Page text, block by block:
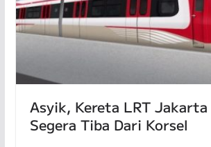
Asyik, Kereta LRT Jakarta
Segera Tiba Dari Korsel